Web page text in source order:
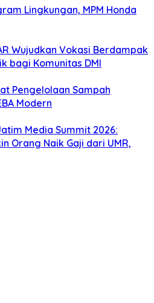
Lingkungan, MPM Honda
Wujudkan Vokasi Berdampak
bagi Komunitas DMI
Pengelolaan Sampah
Modern
Media Summit 2026:
Orang Naik Gaji dari UMR,